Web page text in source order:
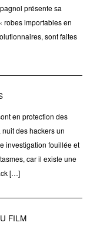
présente sa
robes importables en
sont faites
en protection des
des hackers un
investigation fouillée et
car il existe une
[…]
FILM